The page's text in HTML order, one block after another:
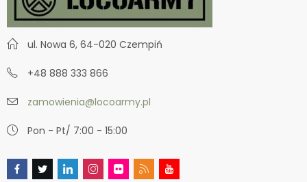
ul. Nowa 6, 64-020 Czempiń
+48 888 333 866
zamowienia@locoarmy.pl
Pon - Pt/ 7:00 - 15:00